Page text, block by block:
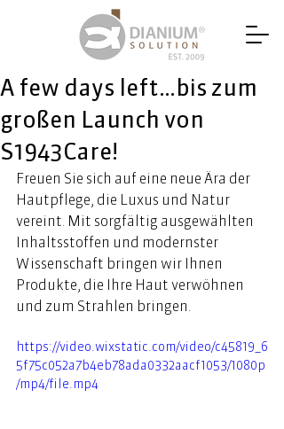
A few days left…bis zum
großen Launch von
S1943Care!
Freuen Sie sich auf eine neue Ära der
Hautpflege, die Luxus und Natur
vereint. Mit sorgfältig ausgewählten
Inhaltsstoffen und modernster
Wissenschaft bringen wir Ihnen
Produkte, die Ihre Haut verwöhnen
und zum Strahlen bringen.
https://video.wixstatic.com/video/c45819_6
5f75c052a7b4eb78ada0332aacf1053/1080p
/mp4/file.mp4